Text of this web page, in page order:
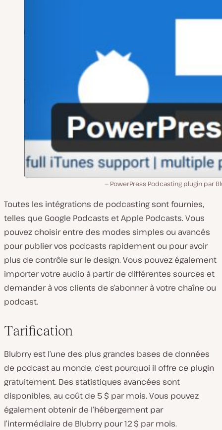
PowerPress Podcasting plugin par
Toutes les intégrations de podcasting sont fournies,
telles que Google Podcasts et Apple Podcasts. Vous
pouvez choisir entre des modes simples ou avancés
pour publier vos podcasts rapidement ou pour avoir
plus de contrôle sur le design. Vous pouvez également
importer votre audio à partir de différentes sources et
demander à vos clients de s’abonner à votre chaîne ou
podcast.
Tarification
Blubrry est l’une des plus grandes bases de données
de podcast au monde, c’est pourquoi il offre ce plugin
gratuitement. Des statistiques avancées sont
disponibles, au coût de 5 $ par mois. Vous pouvez
également obtenir de l’hébergement par
l’intermédiaire de Blubrry pour 12 $ par mois.